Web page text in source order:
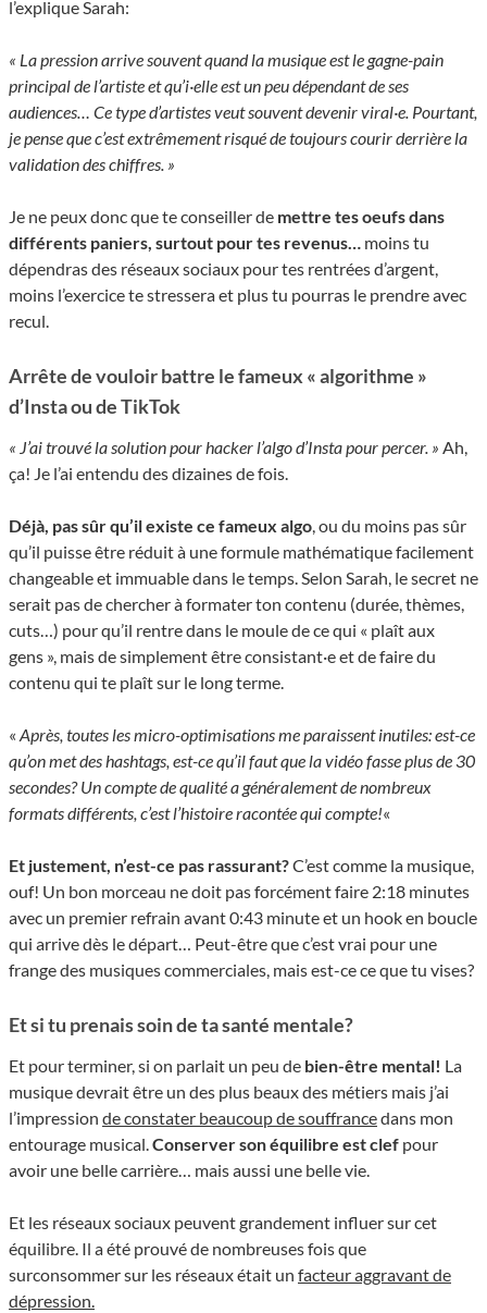
l’explique Sarah:
« La pression arrive souvent quand la musique est le gagne-pain
principal de l’artiste et qu’i·elle est un peu dépendant de ses
audiences… Ce type d’artistes veut souvent devenir viral·e. Pourtant,
je pense que c’est extrêmement risqué de toujours courir derrière la
validation des chiffres. »
Je ne peux donc que te conseiller de mettre tes oeufs dans
différents paniers, surtout pour tes revenus… moins tu
dépendras des réseaux sociaux pour tes rentrées d’argent,
moins l’exercice te stressera et plus tu pourras le prendre avec
recul.
Arrête de vouloir battre le fameux « algorithme »
d’Insta ou de TikTok
« J’ai trouvé la solution pour hacker l’algo d’Insta pour percer. » Ah,
ça! Je l’ai entendu des dizaines de fois.
Déjà, pas sûr qu’il existe ce fameux algo, ou du moins pas sûr
qu’il puisse être réduit à une formule mathématique facilement
changeable et immuable dans le temps. Selon Sarah, le secret ne
serait pas de chercher à formater ton contenu (durée, thèmes,
cuts…) pour qu’il rentre dans le moule de ce qui « plaît aux
gens », mais de simplement être consistant·e et de faire du
contenu qui te plaît sur le long terme.
« Après, toutes les micro-optimisations me paraissent inutiles: est-ce
qu’on met des hashtags, est-ce qu’il faut que la vidéo fasse plus de 30
secondes? Un compte de qualité a généralement de nombreux
formats différents, c’est l’histoire racontée qui compte!«
Et justement, n’est-ce pas rassurant?C’est comme la musique,
ouf! Un bon morceau ne doit pas forcément faire 2:18 minutes
avec un premier refrain avant 0:43 minute et un hook en boucle
qui arrive dès le départ… Peut-être que c’est vrai pour une
frange des musiques commerciales, mais est-ce ce que tu vises?
Et si tu prenais soin de ta santé mentale?
Et pour terminer, si on parlait un peu de bien-être mental! La
musique devrait être un des plus beaux des métiers mais j’ai
l’impression de constater beaucoup de souffrancedans mon
entourage musical.Conserver son équilibre est clef pour
avoir une belle carrière… mais aussi une belle vie.
Et les réseaux sociaux peuvent grandement influer sur cet
équilibre. Il a été prouvé de nombreuses fois que
surconsommer sur les réseaux était un facteur aggravant de
dépression.